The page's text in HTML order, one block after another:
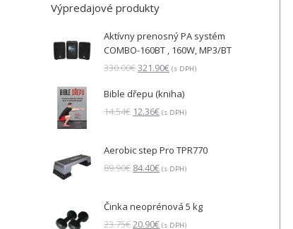
Výpredajové produkty
Aktívny prenosný PA systém
COMBO-160BT , 160W, MP3/BT
330.00€Pôvodná
bola:
330.00€.
321.90€Aktuálna
je:
321.90€.
(s DPH)
Bible dřepu (kniha)
14.54€ Pôvodná
14.54€.
12.36€Aktuálna
12.36€.
(s DPH)
Aerobic step Pro TPR770
89.90€ Pôvodná
89.90€.
84.40€Aktuálna
84.40€.
(s DPH)
Činka neoprénová 5 kg
23.75€ Pôvodná
20.90€Aktuálna
(s DPH)